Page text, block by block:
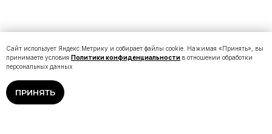
Сайт использует Яндекс.Метрику и собирает файлы cookie. Нажимая «Принять», вы
принимаете условия Политики конфиденциальности в отношении обработки
персональных данных
ПРИНЯТЬ